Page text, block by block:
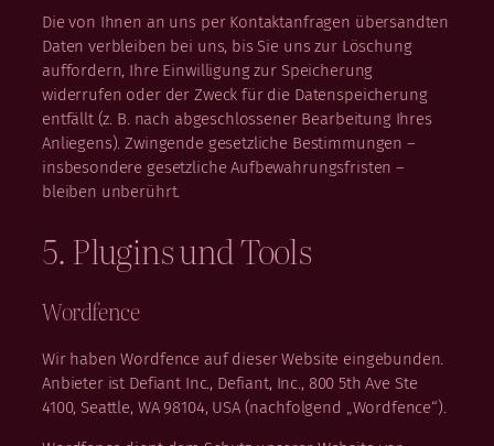
Die von Ihnen an uns per Kontaktanfragen übersandten
Daten verbleiben bei uns, bis Sie uns zur Löschung
auffordern, Ihre Einwilligung zur Speicherung
widerrufen oder der Zweck für die Datenspeicherung
entfällt (z. B. nach abgeschlossener Bearbeitung Ihres
Anliegens). Zwingende gesetzliche Bestimmungen –
insbesondere gesetzliche Aufbewahrungsfristen –
bleiben unberührt.
5. Plugins und Tools
Wordfence
Wir haben Wordfence auf dieser Website eingebunden.
Anbieter ist Defiant Inc., Defiant, Inc., 800 5th Ave Ste
4100, Seattle, WA 98104, USA (nachfolgend „Wordfence“).